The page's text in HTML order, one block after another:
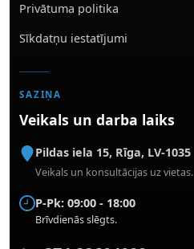
Privātuma politika
Sīkdatņu iestatījumi
SAZIŅA
Veikals un darba laiks
Pildas iela 15, Rīga, LV-1035
Veikals un konsultācijas uz vietas.
P-Pk: 09:00 - 18:00
Brīvdienās slēgts.